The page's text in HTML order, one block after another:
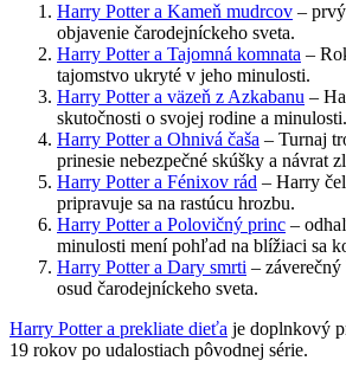
Harry Potter a Kameň mudrcov –
objavenie čarodejníckeho sveta.
Harry Potter a Tajomná komnata –
tajomstvo ukryté v jeho minulosti.
Harry Potter a väzeň z Azkabanu –
skutočnosti o svojej rodine a minulosti.
Harry Potter a Ohnivá čaša – Turnaj
prinesie nebezpečné skúšky a návrat
Harry Potter a Fénixov rád – Harry
pripravuje sa na rastúcu hrozbu.
Harry Potter a Polovičný princ –
minulosti mení pohľad na blížiaci sa
Harry Potter a Dary smrti –
osud čarodejníckeho sveta.
Harry Potter a prekliate dieťa je doplnkový
19 rokov po udalostiach pôvodnej série.